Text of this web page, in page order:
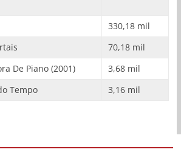
330,18 mil
70,18 mil
De Piano (2001)
3,68 mil
Tempo 3,16 mil